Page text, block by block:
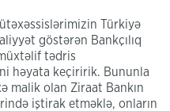
Türkiyə
göstərən Bankçılıq
tədris
həyata keçiririk. Bununla
malik olan Ziraat Bankın
iştirak etməklə, onların